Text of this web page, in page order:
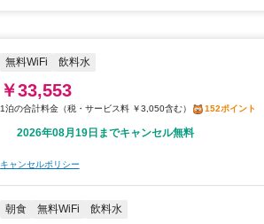
無料WiFi 飲料水
￥33,553
税・サービス料 ￥3,050含む 152ポイント
2026年08月19日までキャンセル無料
キャンセルポリシー
朝食 無料WiFi 飲料水